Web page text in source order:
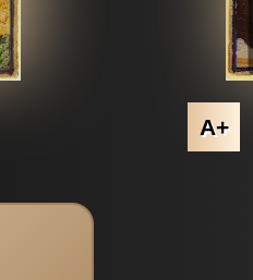
A+